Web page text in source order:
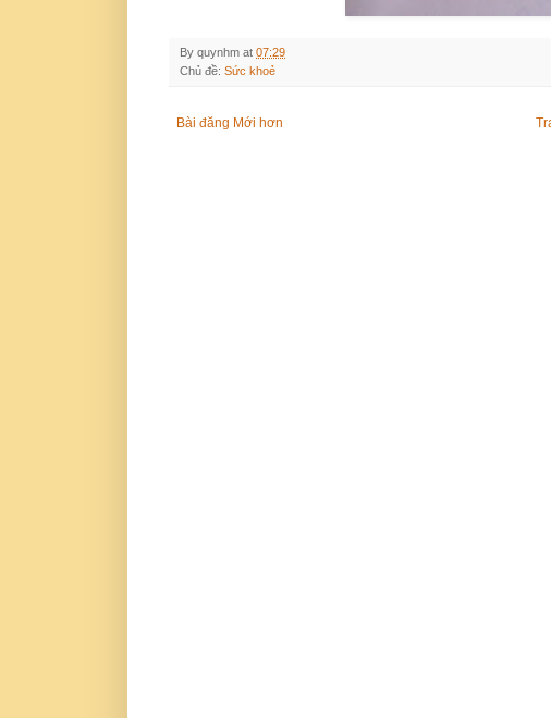
By quynhm at 07:29
Chủ đề: Sức khoẻ
Bài đăng Mới hơn